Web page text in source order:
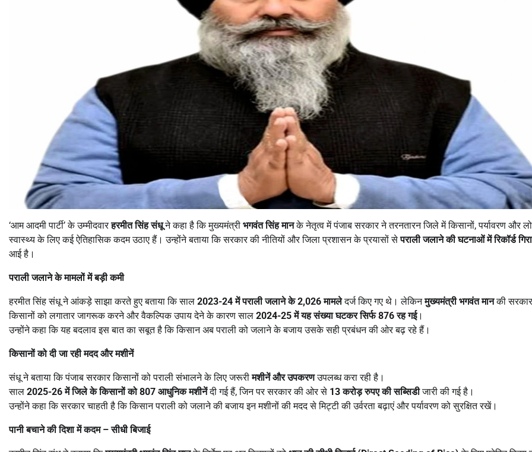
‘आम आदमी पार्टी’ के उम्मीदवारहरमीत सिंह संधूने कहा है कि मुख्यमंत्री भगवंत सिंह मानके नेतृत्व में पंजाब सरकार ने तरनतारन जिले में किसानों, पर्यावरण और
स्वास्थ्य के लिए कई ऐतिहासिक कदम उठाए हैं। उन्होंने बताया कि सरकार की नीतियों और जिला प्रशासन के प्रयासों सेपराली जलाने की घटनाओं में रिकॉर्ड
आई है।
पराली जलाने के मामलों में बड़ी कमी
हरमीत सिंह संधू ने आंकड़े साझा करते हुए बताया कि साल 2023-24में पराली जलाने के2,026मामलेदर्ज किए गए थे। लेकिनमुख्यमंत्री भगवंत मानकी सरकार
किसानों को लगातार जागरूक करने और वैकल्पिक उपाय देने के कारण साल 2024-25में यह संख्या घटकर सिर्फ876रह गई।
उन्होंने कहा कि यह बदलाव इस बात का सबूत है कि किसान अब पराली को जलाने के बजाय उसके सही प्रबंधन की ओर बढ़ रहे हैं।
किसानों को दी जा रही मदद और मशीनें
संधू ने बताया कि पंजाब सरकार किसानों को पराली संभालने के लिए जरूरीमशीनें और उपकरणउपलब्ध करा रही है।
साल 2025-26में जिले के किसानों को807 आधुनिक मशीनेंदी गई हैं, जिन पर सरकार की ओर से 13करोड़ रुपए की सब्सिडीजारी की गई है।
उन्होंने कहा कि सरकार चाहती है कि किसान पराली को जलाने की बजाय इन मशीनों की मदद से मिट्टी की उर्वरता बढ़ाएं और पर्यावरण को सुरक्षित रखें।
पानी बचाने की दिशा में कदम–सीधी बिजाई